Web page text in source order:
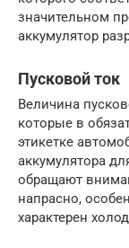
значительном
аккумулятор
Пусковой ток
Величина
которые в
этикетке
аккумулятора
обращают
напрасно,
характерен